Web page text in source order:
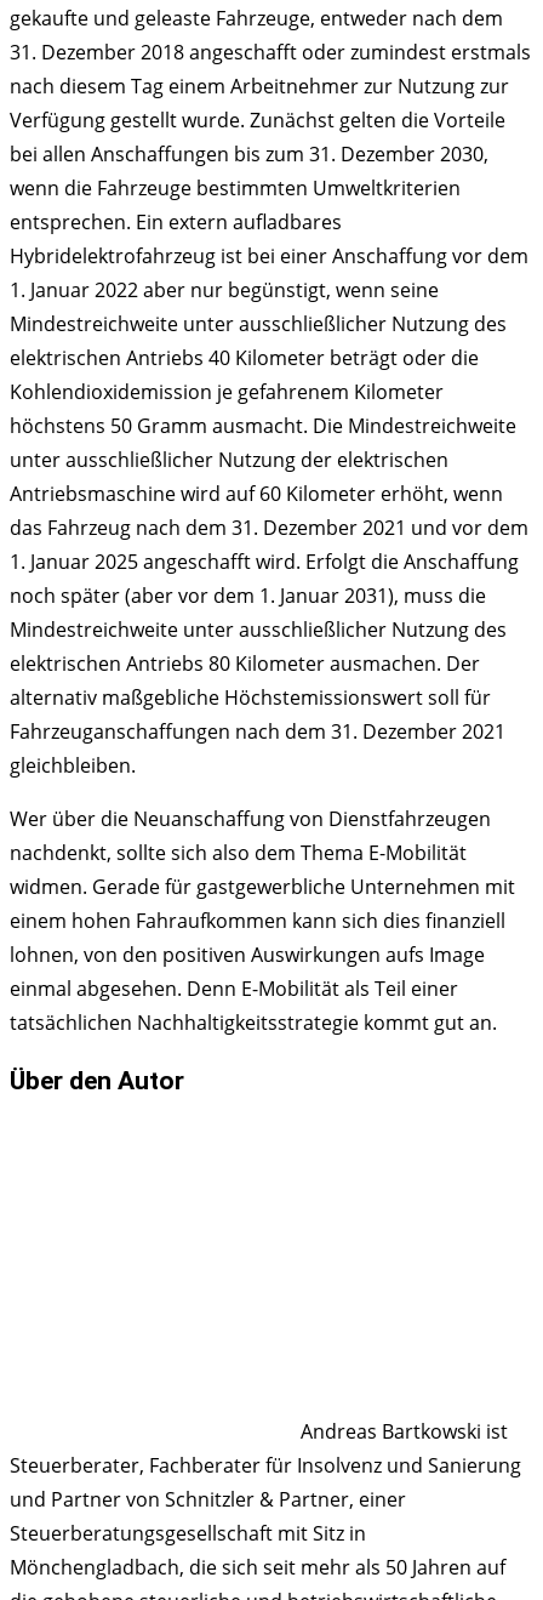
gekaufte und geleaste Fahrzeuge, entweder nach dem
31. Dezember 2018 angeschafft oder zumindest erstmals
nach diesem Tag einem Arbeitnehmer zur Nutzung zur
Verfügung gestellt wurde. Zunächst gelten die Vorteile
bei allen Anschaffungen bis zum 31. Dezember 2030,
wenn die Fahrzeuge bestimmten Umweltkriterien
entsprechen. Ein extern aufladbares
Hybridelektrofahrzeug ist bei einer Anschaffung vor dem
1. Januar 2022 aber nur begünstigt, wenn seine
Mindestreichweite unter ausschließlicher Nutzung des
elektrischen Antriebs 40 Kilometer beträgt oder die
Kohlendioxidemission je gefahrenem Kilometer
höchstens 50 Gramm ausmacht. Die Mindestreichweite
unter ausschließlicher Nutzung der elektrischen
Antriebsmaschine wird auf 60 Kilometer erhöht, wenn
das Fahrzeug nach dem 31. Dezember 2021 und vor dem
1. Januar 2025 angeschafft wird. Erfolgt die Anschaffung
noch später (aber vor dem 1. Januar 2031), muss die
Mindestreichweite unter ausschließlicher Nutzung des
elektrischen Antriebs 80 Kilometer ausmachen. Der
alternativ maßgebliche Höchstemissionswert soll für
Fahrzeuganschaffungen nach dem 31. Dezember 2021
gleichbleiben.
Wer über die Neuanschaffung von Dienstfahrzeugen
nachdenkt, sollte sich also dem Thema E-Mobilität
widmen. Gerade für gastgewerbliche Unternehmen mit
einem hohen Fahraufkommen kann sich dies finanziell
lohnen, von den positiven Auswirkungen aufs Image
einmal abgesehen. Denn E-Mobilität als Teil einer
tatsächlichen Nachhaltigkeitsstrategie kommt gut an.
Über den Autor
Andreas Bartkowski ist
Steuerberater, Fachberater für Insolvenz und Sanierung
und Partner von Schnitzler & Partner, einer
Steuerberatungsgesellschaft mit Sitz in
Mönchengladbach, die sich seit mehr als 50 Jahren auf